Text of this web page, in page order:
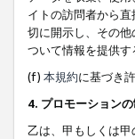
イトの訪問者から
切に開示し、その
ついて情報を提供
(f) 本規約に基づき
4. プロモーション
乙は、甲もしくは